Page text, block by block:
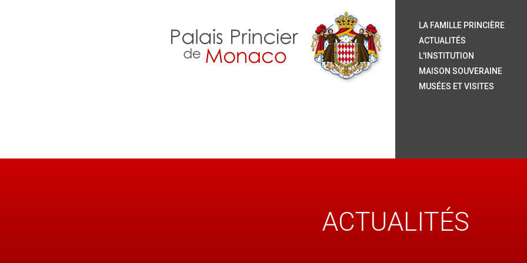
ACTUALITÉS
LA FAMILLE PRINCIÈRE
ACTUALITÉS
L'INSTITUTION
MAISON SOUVERAINE
MUSÉES ET VISITES